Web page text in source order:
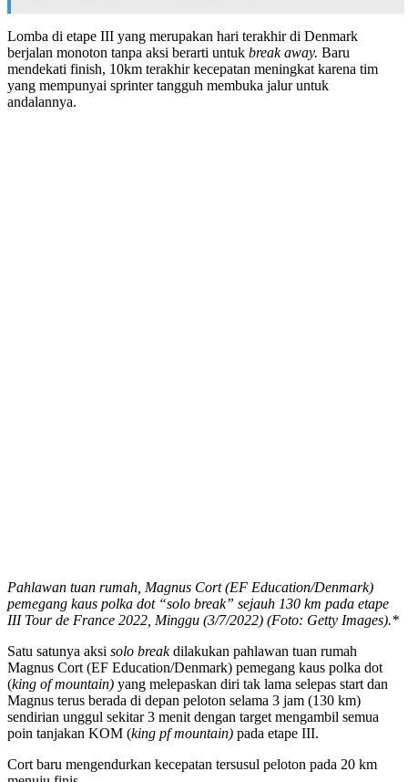
Lomba di etape III yang merupakan hari terakhir di Denmark
berjalan monoton tanpa aksi berarti untuk break away. Baru
mendekati finish, 10km terakhir kecepatan meningkat karena tim
yang mempunyai sprinter tangguh membuka jalur untuk
andalannya.
Pahlawan tuan rumah, Magnus Cort (EF Education/Denmark)
pemegang kaus polka dot “solo break” sejauh 130 km pada etape
III Tour de France 2022, Minggu (3/7/2022) (Foto: Getty Images).*
Satu satunya aksi solo breakdilakukan pahlawan tuan rumah
Magnus Cort (EF Education/Denmark) pemegang kaus polka dot
(king of mountain) yang melepaskan diri tak lama selepas start dan
Magnus terus berada di depan peloton selama 3 jam (130 km)
sendirian unggul sekitar 3 menit dengan target mengambil semua
poin tanjakan KOM (king pf mountain) pada etape III.
Cort baru mengendurkan kecepatan tersusul peloton pada 20 km